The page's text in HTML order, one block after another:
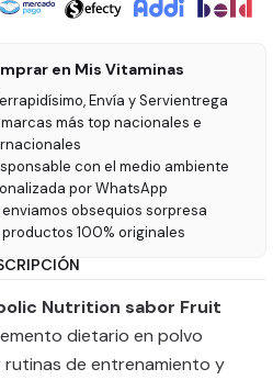
en Mis Vitaminas
Envía y Servientrega
marcas más top nacionales e
con el medio ambiente
por WhatsApp
obsequios sorpresa
productos 100% originales
Nutrition sabor Fruit
dietario en polvo
de entrenamiento y